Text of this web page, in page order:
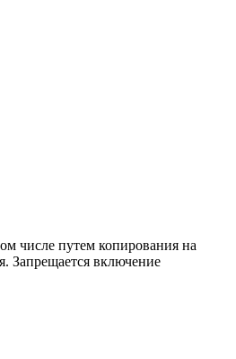
числе путем копирования на
Запрещается включение